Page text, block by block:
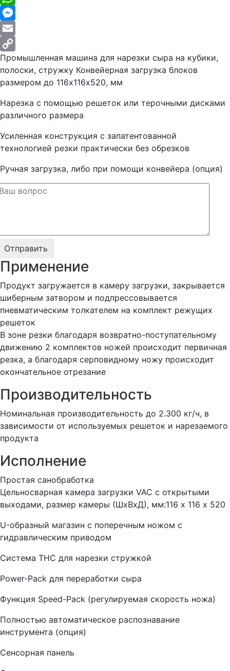
WhatsApp
Messenger
Email
Copy
Link
Промышленная машина для нарезки сыра на кубики,
полоски, стружку Конвейерная загрузка блоков
размером до 116х116х520, мм
Нарезка с помощью решеток или терочными дисками
различного размера
Усиленная конструкция с запатентованной
технологией резки практически без обрезков
Ручная загрузка, либо при помощи конвейера (опция)
Применение
Продукт загружается в камеру загрузки, закрывается
шиберным затвором и подпрессовывается
пневматическим толкателем на комплект режущих
решеток
В зоне резки благодаря возвратно-поступательному
движению 2 комплектов ножей происходит первичная
резка, а благодаря серповидному ножу происходит
окончательное отрезание
Производительность
Номинальная производительность до 2.300 кг/ч, в
зависимости от используемых решеток и нарезаемого
продукта
Исполнение
Простая санобработка
Цельносварная камера загрузки VAC с открытыми
выходами, размер камеры (ШхВхД), мм:116 х 116 х 520
U-образный магазин с поперечным ножом с
гидравлическим приводом
Система THC для нарезки стружкой
Power-Pack для переработки сыра
Функция Speed-Pack (регулируемая скорость ножа)
Полностью автоматическое распознавание
инструмента (опция)
Сенсорная панель